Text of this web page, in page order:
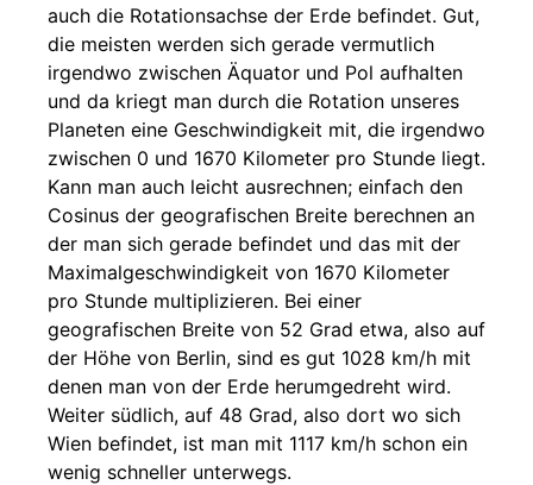
auch die Rotationsachse der Erde befindet. Gut,
die meisten werden sich gerade vermutlich
irgendwo zwischen Äquator und Pol aufhalten
und da kriegt man durch die Rotation unseres
Planeten eine Geschwindigkeit mit, die irgendwo
zwischen 0 und 1670 Kilometer pro Stunde liegt.
Kann man auch leicht ausrechnen; einfach den
Cosinus der geografischen Breite berechnen an
der man sich gerade befindet und das mit der
Maximalgeschwindigkeit von 1670 Kilometer
pro Stunde multiplizieren. Bei einer
geografischen Breite von 52 Grad etwa, also auf
der Höhe von Berlin, sind es gut 1028 km/h mit
denen man von der Erde herumgedreht wird.
Weiter südlich, auf 48 Grad, also dort wo sich
Wien befindet, ist man mit 1117 km/h schon ein
wenig schneller unterwegs.